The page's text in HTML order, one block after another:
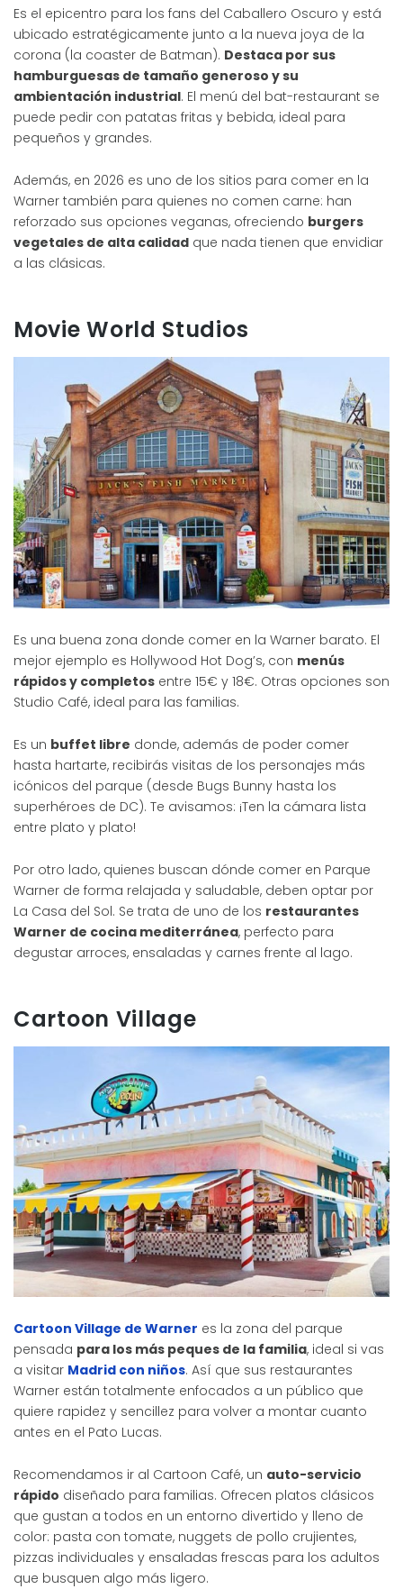
Es el epicentro para los fans del Caballero Oscuro y está
ubicado estratégicamente junto a la nueva joya de la
corona (la coaster de Batman). Destaca por sus
hamburguesas de tamaño generoso y su
ambientación industrial. El menú del bat-restaurant se
puede pedir con patatas fritas y bebida, ideal para
pequeños y grandes.
Además, en 2026 es uno de los sitios para comer en la
Warner también para quienes no comen carne: han
reforzado sus opciones veganas, ofreciendo burgers
vegetales de alta calidad que nada tienen que envidiar
a las clásicas.
Movie World Studios
Es una buena zona donde comer en la Warner barato. El
mejor ejemplo es Hollywood Hot Dog’s, con menús
rápidos y completos entre 15€ y 18€. Otras opciones son
Studio Café, ideal para las familias.
Es un buffet libre donde, además de poder comer
hasta hartarte, recibirás visitas de los personajes más
icónicos del parque (desde Bugs Bunny hasta los
superhéroes de DC). Te avisamos: ¡Ten la cámara lista
entre plato y plato!
Por otro lado, quienes buscan dónde comer en Parque
Warner de forma relajada y saludable, deben optar por
La Casa del Sol. Se trata de uno de los restaurantes
Warner de cocina mediterránea, perfecto para
degustar arroces, ensaladas y carnes frente al lago.
Cartoon Village
Cartoon Village de Warner es la zona del parque
pensada para los más peques de la familia, ideal si vas
a visitar Madrid con niños. Así que sus restaurantes
Warner están totalmente enfocados a un público que
quiere rapidez y sencillez para volver a montar cuanto
antes en el Pato Lucas.
Recomendamos ir al Cartoon Café, un auto-servicio
rápido diseñado para familias. Ofrecen platos clásicos
que gustan a todos en un entorno divertido y lleno de
color: pasta con tomate, nuggets de pollo crujientes,
pizzas individuales y ensaladas frescas para los adultos
que busquen algo más ligero.